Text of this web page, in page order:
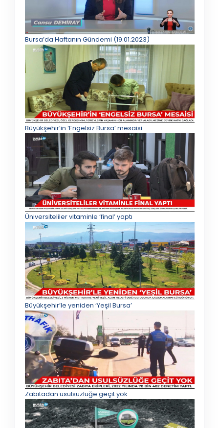
Bursa’da Haftanın Gündemi (19.01.2023)
Büyükşehir’in ‘Engelsiz Bursa’ mesaisi
Üniversiteliler vitaminle ‘final’ yaptı
Büyükşehir’le yeniden ‘Yeşil Bursa’
Zabıtadan usulsüzlüğe geçit yok